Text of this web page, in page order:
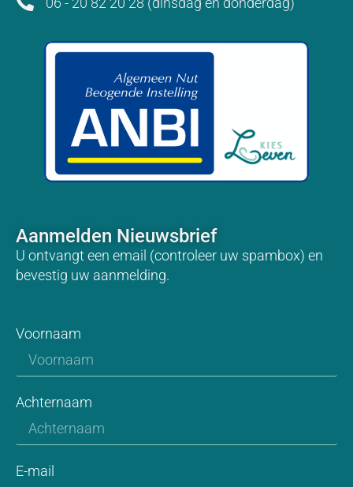
Aanmelden Nieuwsbrief
U ontvangt een email (controleer uw spambox) en
bevestig uw aanmelding.
Voornaam
Achternaam
E-mail